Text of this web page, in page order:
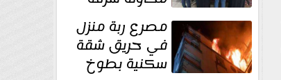
دراجة نارية في
المنوفية مصرع ربة منزل
في حريق شقة
سكنية بطوخ